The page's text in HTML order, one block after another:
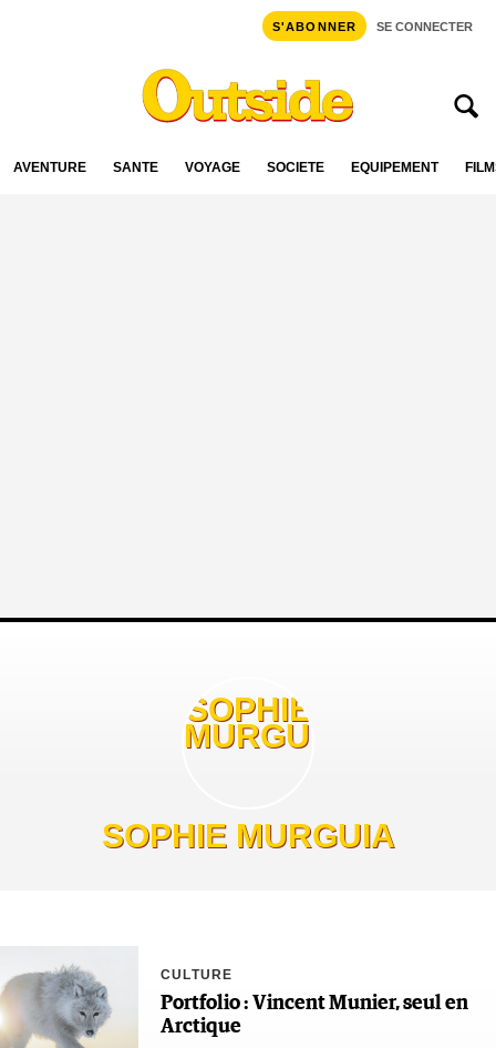
S'ABONNER SE CONNECTER
AVENTURE SANTÉ VOYAGE SOCIÉTÉ ÉQUIPEMENT
SOPHIE MURGUIA
CULTURE
Portfolio : Vincent Munier, seul en
Arctique